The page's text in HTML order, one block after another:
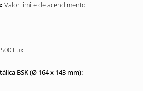
Valor limite de acendimento
Lux